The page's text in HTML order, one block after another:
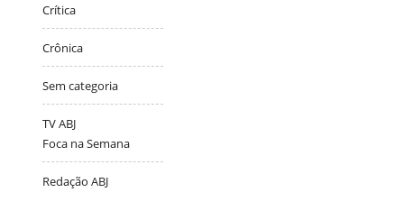
Crítica
Crônica
Sem categoria
TV ABJ
Foca na Semana
Redação ABJ